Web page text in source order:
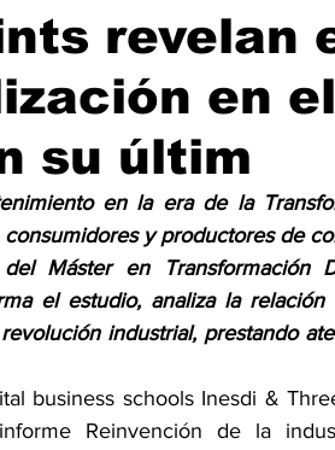
Café Digital Noticias
revelan
en el
su últim
en la era de la
consumidores y productores de
Máster en Transformación
el estudio, analiza la relación
industrial, prestando
business schools Inesdi &
Reinvención de la